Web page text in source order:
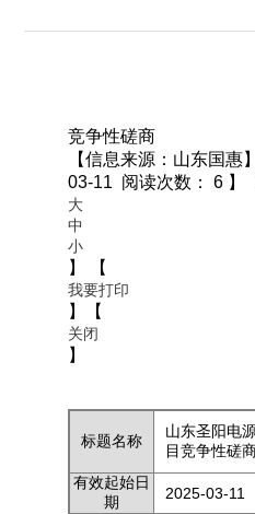
竞争性磋商
【信息来源：山东国惠
03-11 阅读次数：6 】
大
中
小
】 【
我要打印
】【
关闭
】
标题名称
山东圣阳电
目竞争性磋
有效起始日
期
2025-03-11